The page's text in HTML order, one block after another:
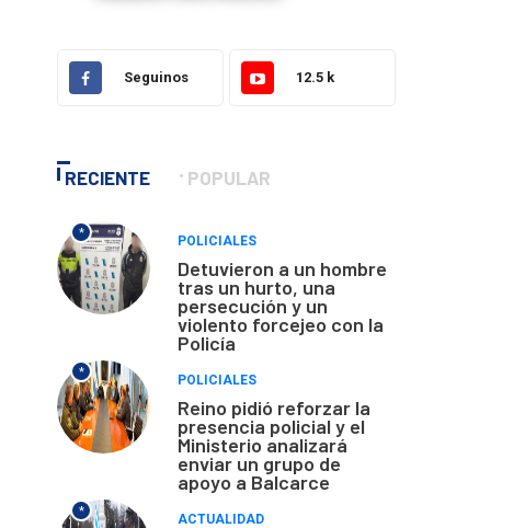
Seguinos 12.5 k
RECIENTE POPULAR
*
POLICIALES
Detuvieron a un hombre
tras un hurto, una
persecución y un
violento forcejeo con la
Policía
*
POLICIALES
Reino pidió reforzar la
presencia policial y el
Ministerio analizará
enviar un grupo de
apoyo a Balcarce
*
ACTUALIDAD